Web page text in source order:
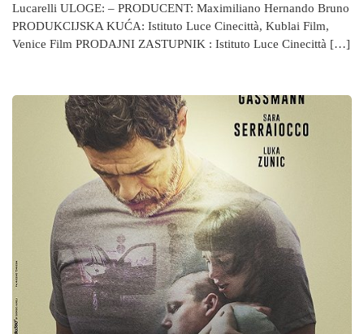
Lucarelli ULOGE: – PRODUCENT: Maximiliano Hernando Bruno
PRODUKCIJSKA KUĆA: Istituto Luce Cinecittà, Kublai Film,
Venice Film PRODAJNI ZASTUPNIK : Istituto Luce Cinecittà […]